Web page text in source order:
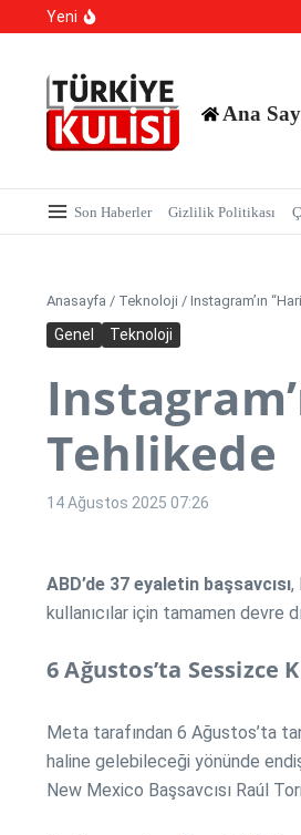
İçeriğe atla
Yeni
700 Bin Liralık
Ana
Son Haberler Gizlilik Politikası
Anasayfa / Teknoloji / Instagram’ın
Genel Teknoloji
Tehlikede
14 Ağustos 2025 07:26
ABD’de 37 eyaletin başsavcısı,
kullanıcılar için tamamen devre
6 Ağustos’ta Sessizce
Meta tarafından 6 Ağustos’ta
haline gelebileceği yönünde
New Mexico Başsavcısı Raúl